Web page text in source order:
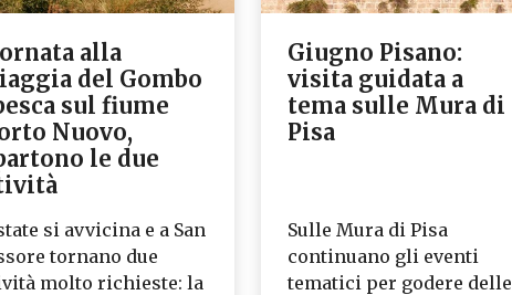
alla
del Gombo
sul fiume
Nuovo,
le due
si avvicina e a San
tornano due
molto richieste: la
Giugno Pisano:
visita guidata a
tema sulle Mura di
Pisa
Sulle Mura di Pisa
continuano gli eventi
tematici per godere delle